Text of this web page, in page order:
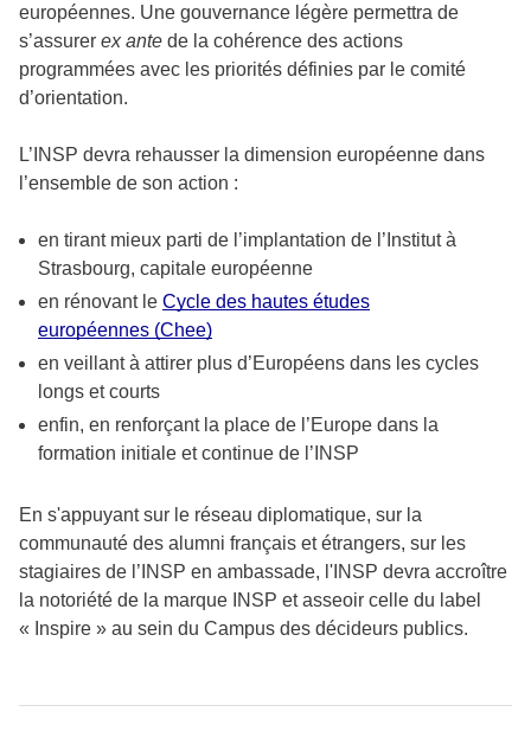
européennes. Une gouvernance légère permettra de
s’assurer ex ante de la cohérence des actions
programmées avec les priorités définies par le comité
d’orientation.
L’INSP devra rehausser la dimension européenne dans
l’ensemble de son action :
en tirant mieux parti de l’implantation de l’Institut à
Strasbourg, capitale européenne
en rénovant le Cycle des hautes études
européennes (Chee)
en veillant à attirer plus d’Européens dans les cycles
longs et courts
enfin, en renforçant la place de l’Europe dans la
formation initiale et continue de l’INSP
En s'appuyant sur le réseau diplomatique, sur la
communauté des alumni français et étrangers, sur les
stagiaires de l’INSP en ambassade, l'INSP devra accroître
la notoriété de la marque INSP et asseoir celle du label
« Inspire » au sein du Campus des décideurs publics.